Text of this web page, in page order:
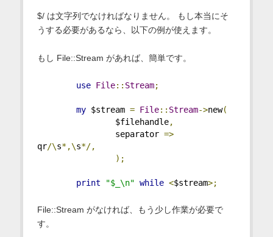
$/ は文字列でなければなりません。 もし本当にそ
うする必要があるなら、以下の例が使えます。
もし File::Stream があれば、簡単です。
use File:: Stream;
my $stream = File:: Stream->new(
$filehandle,
separator =>
qr/\s*,\s*/,
);
print "$_\n" while <$stream>;
File::Stream がなければ、もう少し作業が必要で
す。